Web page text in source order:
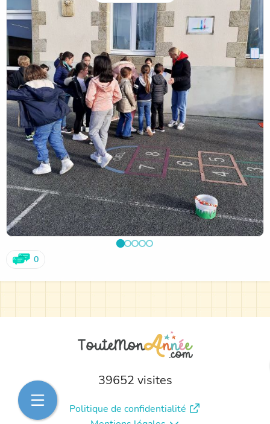
0
39652 visites
Politique de confidentialité